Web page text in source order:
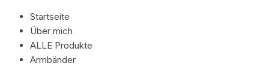
Startseite
Über mich
ALLE Produkte
Armbänder